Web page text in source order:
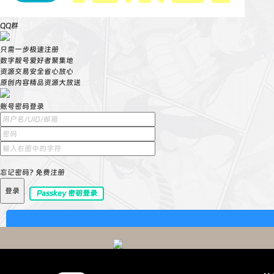
QQ群
只需一步极速注册
数字靓号爱好者聚集地
资源交易安全省心放心
原创内容精品资源大放送
账号密码登录
忘记密码? 免费注册
登录 Passkey 密钥登录